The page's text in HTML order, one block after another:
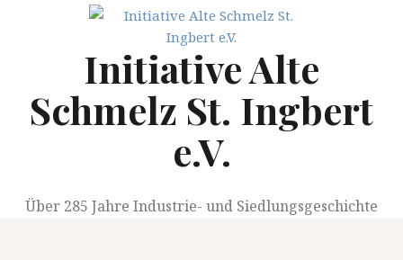
Initiative Alte
Schmelz St. Ingbert
e.V.
Über 285 Jahre Industrie- und Siedlungsgeschichte